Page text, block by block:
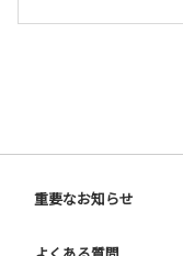
重要なお知らせ